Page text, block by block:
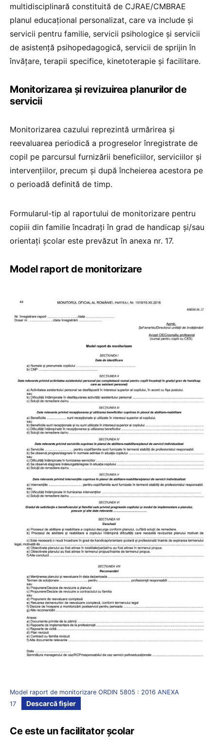
multidisciplinară constituită de CJRAE/CMBRAE
planul educațional personalizat, care va include și
servicii pentru familie, servicii psihologice și servicii
de asistență psihopedagogică, servicii de sprijin în
învățare, terapii specifice, kinetoterapie și facilitare.
Monitorizarea și revizuirea planurilor de
servicii
Monitorizarea cazului reprezintă urmărirea şi
reevaluarea periodică a progreselor înregistrate de
copil pe parcursul furnizării beneficiilor, serviciilor şi
intervenţiilor, precum şi după încheierea acestora pe
o perioadă definită de timp.
Formularul-tip al raportului de monitorizare pentru
copiii din familie încadraţi în grad de handicap şi/sau
orientaţi şcolar este prevăzut în anexa nr. 17.
Model raport de monitorizare
Model raport de monitorizare ORDIN 5805 : 2016 ANEXA
17
Descarcă fișier
Ce este un facilitator școlar